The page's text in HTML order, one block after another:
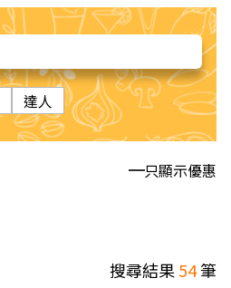
達人
只顯示優惠
搜尋結果54筆